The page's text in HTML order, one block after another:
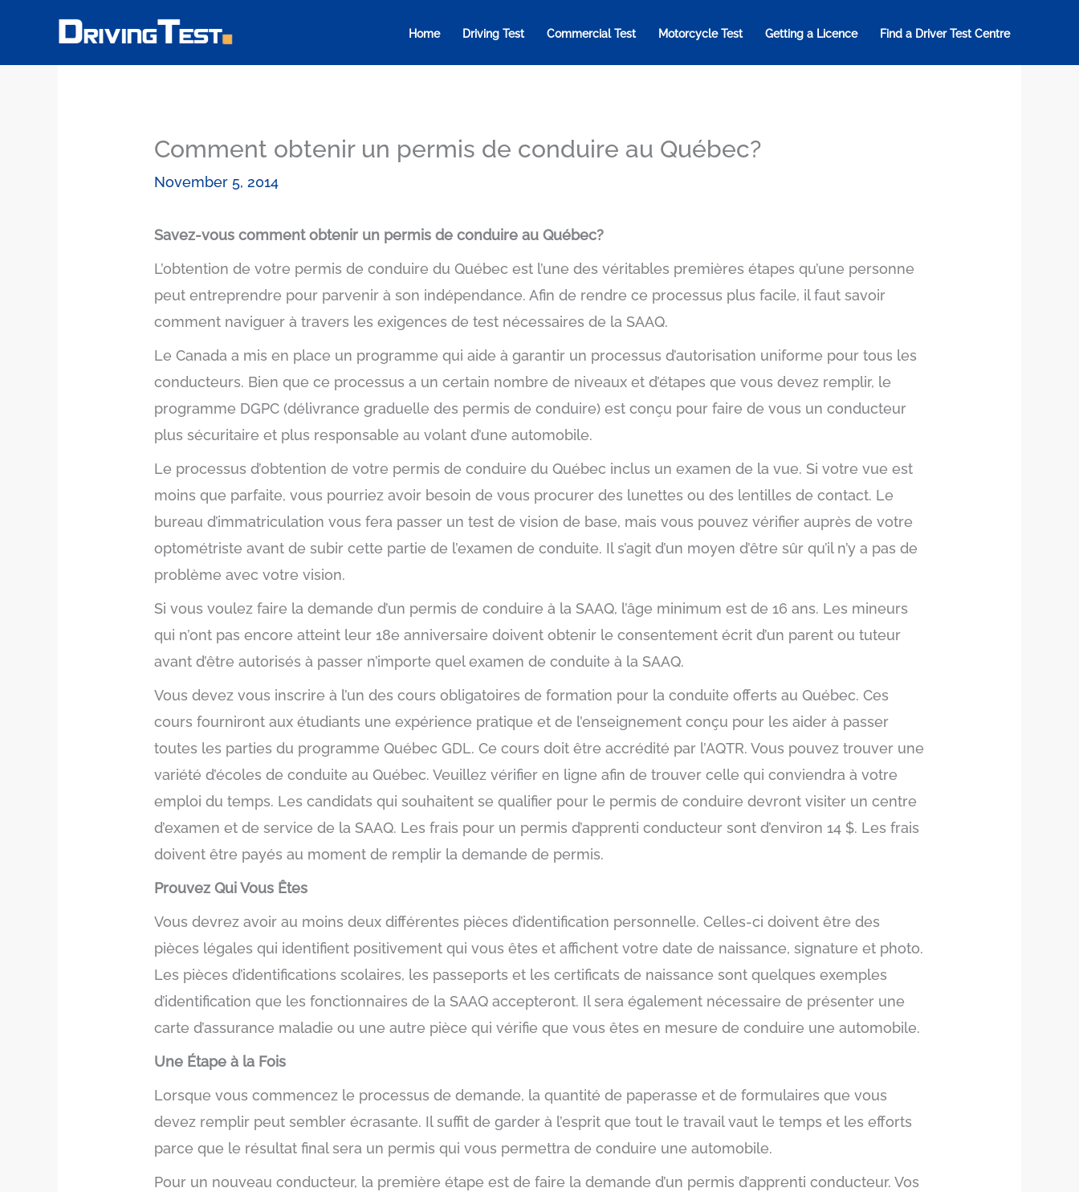
content
Home Driving Test Commercial Test Motorcycle Test Getting a Licence Find a Driver Test Centre
Comment obtenir un permis de conduire au Québec?
November 5, 2014
Savez-vous comment obtenir un permis de conduire au Québec?
L’obtention de votre permis de conduire du Québec est l’une des véritables premières étapes qu’une personne
peut entreprendre pour parvenir à son indépendance. Afin de rendre ce processus plus facile, il faut savoir
comment naviguer à travers les exigences de test nécessaires de la SAAQ.
Le Canada a mis en place un programme qui aide à garantir un processus d’autorisation uniforme pour tous les
conducteurs. Bien que ce processus a un certain nombre de niveaux et d’étapes que vous devez remplir, le
programme DGPC (délivrance graduelle des permis de conduire) est conçu pour faire de vous un conducteur
plus sécuritaire et plus responsable au volant d’une automobile.
Le processus d’obtention de votre permis de conduire du Québec inclus un examen de la vue. Si votre vue est
moins que parfaite, vous pourriez avoir besoin de vous procurer des lunettes ou des lentilles de contact. Le
bureau d’immatriculation vous fera passer un test de vision de base, mais vous pouvez vérifier auprès de votre
optométriste avant de subir cette partie de l’examen de conduite. Il s’agit d’un moyen d’être sûr qu’il n’y a pas de
problème avec votre vision.
Si vous voulez faire la demande d’un permis de conduire à la SAAQ, l’âge minimum est de 16 ans. Les mineurs
qui n’ont pas encore atteint leur 18e anniversaire doivent obtenir le consentement écrit d’un parent ou tuteur
avant d’être autorisés à passer n’importe quel examen de conduite à la SAAQ.
Vous devez vous inscrire à l’un des cours obligatoires de formation pour la conduite offerts au Québec. Ces
cours fourniront aux étudiants une expérience pratique et de l’enseignement conçu pour les aider à passer
toutes les parties du programme Québec GDL. Ce cours doit être accrédité par l’AQTR. Vous pouvez trouver une
variété d’écoles de conduite au Québec. Veuillez vérifier en ligne afin de trouver celle qui conviendra à votre
emploi du temps. Les candidats qui souhaitent se qualifier pour le permis de conduire devront visiter un centre
d’examen et de service de la SAAQ. Les frais pour un permis d’apprenti conducteur sont d’environ 14 $. Les frais
doivent être payés au moment de remplir la demande de permis.
Prouvez Qui Vous Êtes
Vous devrez avoir au moins deux différentes pièces d’identification personnelle. Celles-ci doivent être des
pièces légales qui identifient positivement qui vous êtes et affichent votre date de naissance, signature et photo.
Les pièces d’identifications scolaires, les passeports et les certificats de naissance sont quelques exemples
d’identification que les fonctionnaires de la SAAQ accepteront. Il sera également nécessaire de présenter une
carte d’assurance maladie ou une autre pièce qui vérifie que vous êtes en mesure de conduire une automobile.
Une Étape à la Fois
Lorsque vous commencez le processus de demande, la quantité de paperasse et de formulaires que vous
devez remplir peut sembler écrasante. Il suffit de garder à l’esprit que tout le travail vaut le temps et les efforts
parce que le résultat final sera un permis qui vous permettra de conduire une automobile.
Pour un nouveau conducteur, la première étape est de faire la demande d’un permis d’apprenti conducteur. Vos